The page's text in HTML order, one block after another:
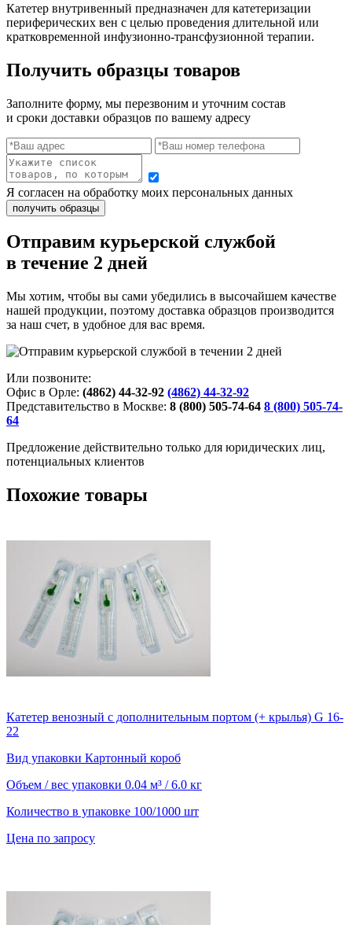
Катетер внутривенный предназначен для катетеризации
периферических вен с целью проведения длительной или
кратковременной инфузионно-трансфузионной терапии.
Получить образцы товаров
Заполните форму, мы перезвоним и уточним состав
и сроки доставки образцов по вашему адресу
Я согласен на обработку моих персональных данных
Отправим курьерской службой
в течение 2 дней
Мы хотим, чтобы вы сами убедились в высочайшем качестве
нашей продукции, поэтому доставка образцов производится
за наш счет, в удобное для вас время.
Или позвоните:
Офис в Орле: (4862) 44-32-92 (4862) 44-32-92
Представительство в Москве: 8 (800) 505-74-64 8 (800) 505-74-
64
Предложение действительно только для юридических лиц,
потенциальных клиентов
Похожие товары
Катетер венозный с дополнительным портом (+ крылья) G 16-
22
Вид упаковки Картонный короб
Объем / вес упаковки 0.04 м³ / 6.0 кг
Количество в упаковке 100/1000 шт
Цена по запросу